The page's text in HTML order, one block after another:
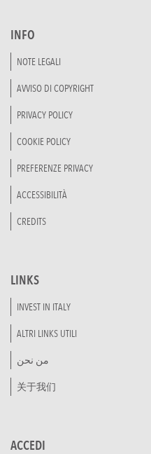
INFO
NOTE LEGALI
AVVISO DI COPYRIGHT
PRIVACY POLICY
COOKIE POLICY
PREFERENZE PRIVACY
ACCESSIBILITÀ
CREDITS
LINKS
INVEST IN ITALY
ALTRI LINKS UTILI
من نحن
关于我们
ACCEDI